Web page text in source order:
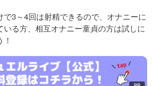
で3～4回は射精できるので、オナニーに
いる方、相互オナニー童貞の方は試しに